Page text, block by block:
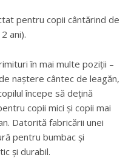
pentru copii cântărind de
ani).
în mai multe poziții –
naștere cântec de leagăn,
începe să dețină
copii mici și copii mai
Datorită fabricării unei
pentru bumbac și
și durabil.